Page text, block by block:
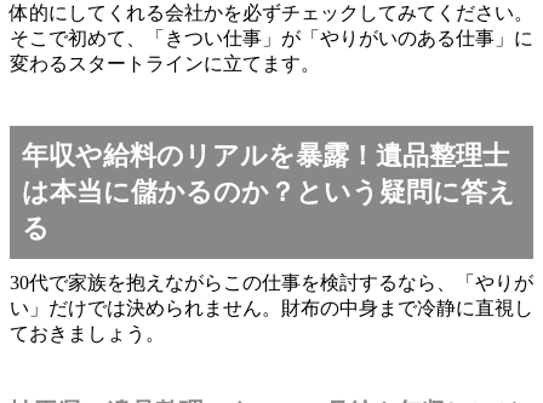
体的にしてくれる会社かを必ずチェックしてみてください。
そこで初めて、「きつい仕事」が「やりがいのある仕事」に
変わるスタートラインに立てます。
年収や給料のリアルを暴露！遺品整理士
は本当に儲かるのか？という疑問に答え
る
30代で家族を抱えながらこの仕事を検討するなら、「やりが
い」だけでは決められません。財布の中身まで冷静に直視し
ておきましょう。